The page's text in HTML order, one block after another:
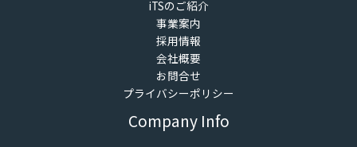
iTSのご紹介
事業案内
採用情報
会社概要
お問合せ
プライバシーポリシー
Company Info